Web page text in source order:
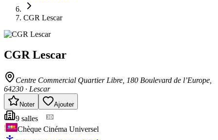
CGR Lescar
CGR Lescar
Centre Commercial Quartier Libre, 180 Boulevard de l’Europe
64230 · Lescar
Noter Ajouter
9 salles
Chèque Cinéma Universel